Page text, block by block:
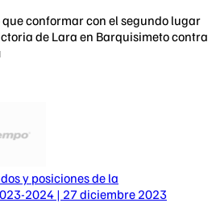
que conformar con el segundo lugar
de Lara en Barquisimeto contra
y posiciones de la
2024 | 27 diciembre 2023